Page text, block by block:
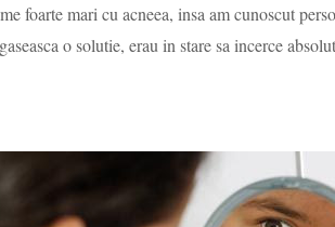
foarte mari cu acneea, insa am cunoscut
o solutie, erau in stare sa incerce